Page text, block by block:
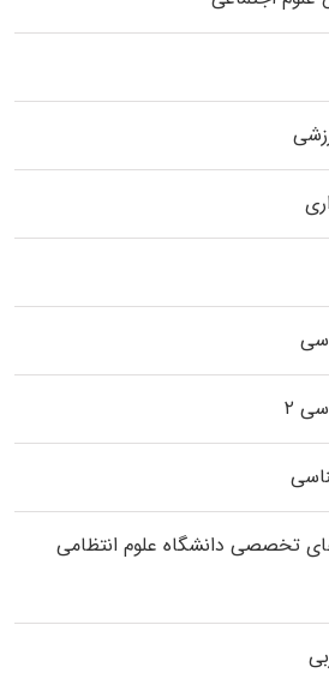
۲
تخصصی داﻧﺸﮕﺎه ﻋﻠﻮم انتظامی